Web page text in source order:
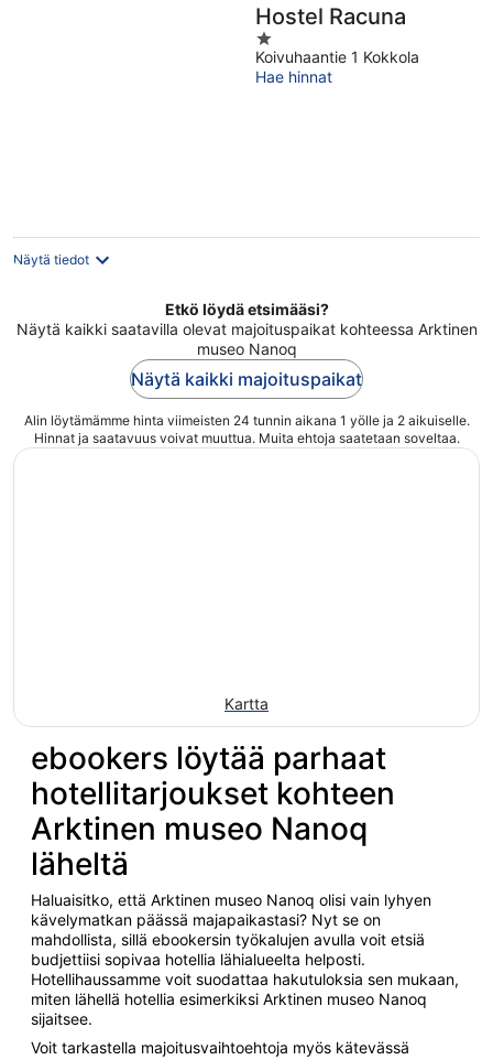
Hostel Racuna
1
out
of
Koivuhaantie 1 Kokkola
Hae hinnat
Näytä tiedot
Etkö löydä etsimääsi?
Näytä kaikki saatavilla olevat majoituspaikat kohteessa Arktinen
museo Nanoq
Näytä kaikki majoituspaikat
Alin löytämämme hinta viimeisten 24 tunnin aikana 1 yölle ja 2 aikuiselle.
Hinnat ja saatavuus voivat muuttua. Muita ehtoja saatetaan soveltaa.
Kartta
ebookers löytää parhaat
hotellitarjoukset kohteen
Arktinen museo Nanoq
läheltä
Haluaisitko, että Arktinen museo Nanoq olisi vain lyhyen
kävelymatkan päässä majapaikastasi? Nyt se on
mahdollista, sillä ebookersin työkalujen avulla voit etsiä
budjettiisi sopivaa hotellia lähialueelta helposti.
Hotellihaussamme voit suodattaa hakutuloksia sen mukaan,
miten lähellä hotellia esimerkiksi Arktinen museo Nanoq
sijaitsee.
Voit tarkastella majoitusvaihtoehtoja myös kätevässä